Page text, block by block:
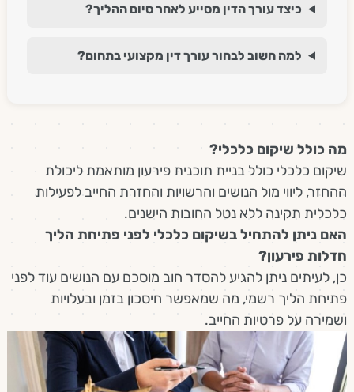
כיצד עורך הדין מסייע לאחר סיום ההליך?
למה חשוב לבחור עורך דין מקצועי בתחום?
מה כולל שיקום כלכלי?
שיקום כלכלי כולל בניית תוכנית פירעון מותאמת ליכולת
ההחזר, ליווי מול הנושים והרשויות והחזרת החייב לפעילות
כלכלית תקינה ללא נטל החובות הישנים.
האם ניתן להתחיל בשיקום כלכלי לפני פתיחת הליך
חדלות פירעון?
כן, לעיתים ניתן להגיע להסדר חוב מוסכם עם הנושים עוד לפני
פתיחת הליך רשמי, מה שמאפשר חיסכון בזמן ובעלויות
ושמירה על פרטיות החייב.